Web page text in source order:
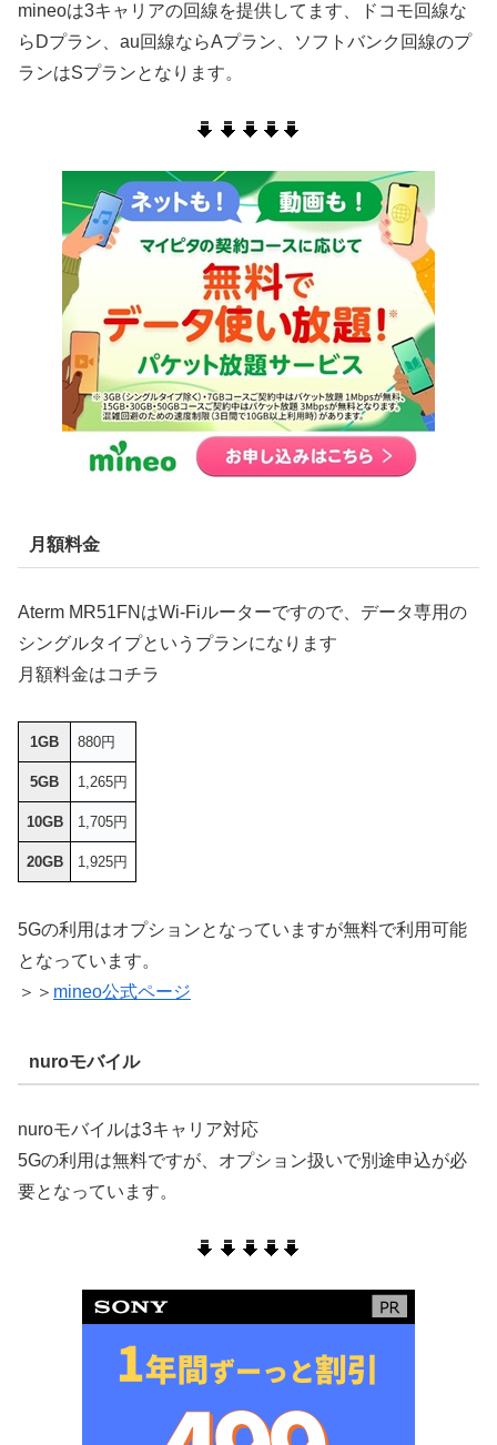
mineoは3キャリアの回線を提供してます、ドコモ回線な
らDプラン、au回線ならAプラン、ソフトバンク回線のプ
ランはSプランとなります。
月額料金
Aterm MR51FNはWi-Fiルーターですので、データ専用の
シングルタイプというプランになります
月額料金はコチラ
1GB 880円
5GB 1,265円
10GB 1,705円
20GB 1,925円
5Gの利用はオプションとなっていますが無料で利用可能
となっています。
＞＞ mineo公式ページ
nuroモバイル
nuroモバイルは3キャリア対応
5Gの利用は無料ですが、オプション扱いで別途申込が必
要となっています。